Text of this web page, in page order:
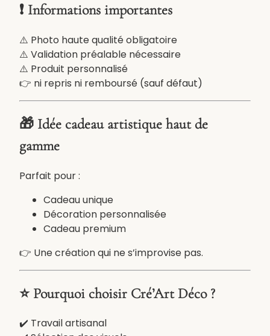
a
d
a
t
n
❗ Informations importantes
⚠️ Photo haute qualité obligatoire
⚠️ Validation préalable nécessaire
⚠️ Produit personnalisé
👉 ni repris ni remboursé (sauf défaut)
🎁 Idée cadeau artistique haut de
gamme
Parfait pour :
Cadeau unique
Décoration personnalisée
Cadeau premium
👉 Une création qui ne s’improvise pas.
⭐ Pourquoi choisir Cré’Art Déco ?
✔️ Travail artisanal